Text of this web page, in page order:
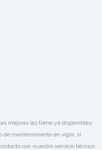
mejoras las tiene ya disponibles.
de mantenimiento en vigor, si
con nuestro servicio técnico